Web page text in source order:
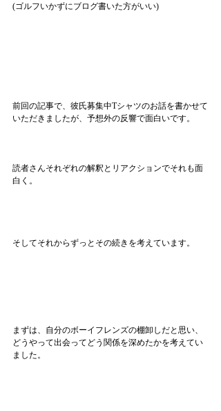
(ゴルフいかずにブログ書いた方がいい)
前回の記事で、彼氏募集中Tシャツのお話を書かせて
いただきましたが、予想外の反響で面白いです。
読者さんそれぞれの解釈とリアクションでそれも面
白く。
そしてそれからずっとその続きを考えています。
まずは、自分のボーイフレンズの棚卸しだと思い、
どうやって出会ってどう関係を深めたかを考えてい
ました。